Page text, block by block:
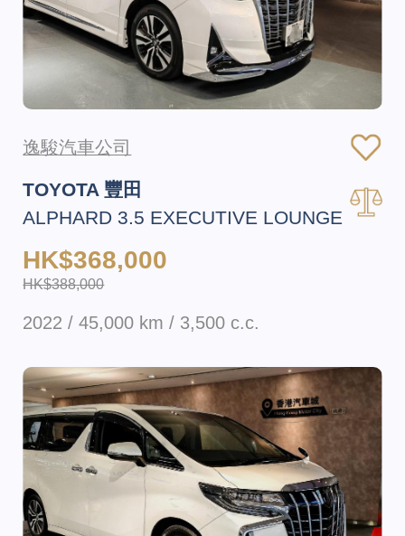
逸駿汽車公司
TOYOTA 豐田
ALPHARD 3.5 EXECUTIVE LOUNGE
HK$368,000
HK$388,000
2022 / 45,000 km / 3,500 c.c.